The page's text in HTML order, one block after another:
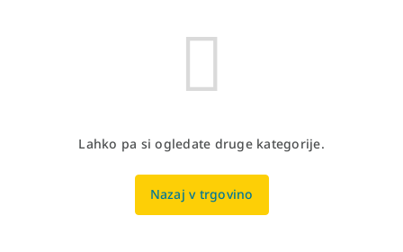
Lahko pa si ogledate druge kategorije.
Nazaj v trgovino